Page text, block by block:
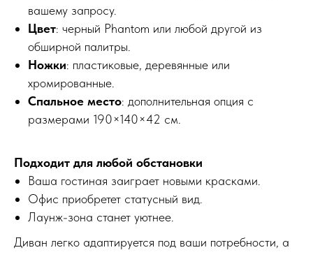
вашему запросу.
Цвет: черный Phantom или любой другой из
обширной палитры.
Ножки: пластиковые, деревянные или
хромированные.
Спальное место: дополнительная опция с
размерами 190×140×42 см.
Подходит для любой обстановки
Ваша гостиная заиграет новыми красками.
Офис приобретет статусный вид.
Лаунж-зона станет уютнее.
Диван легко адаптируется под ваши потребности, а